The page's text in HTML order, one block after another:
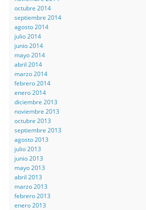
octubre 2014
septiembre 2014
agosto 2014
julio 2014
junio 2014
mayo 2014
abril 2014
marzo 2014
febrero 2014
enero 2014
diciembre 2013
noviembre 2013
octubre 2013
septiembre 2013
agosto 2013
julio 2013
junio 2013
mayo 2013
abril 2013
marzo 2013
febrero 2013
enero 2013